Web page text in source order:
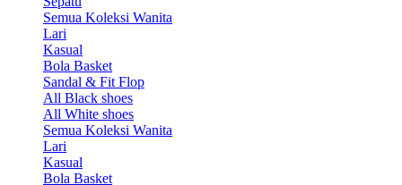
Semua Koleksi Wanita
Lari
Kasual
Bola Basket
Sandal & Fit Flop
All Black shoes
All White shoes
Semua Koleksi Wanita
Lari
Kasual
Bola Basket